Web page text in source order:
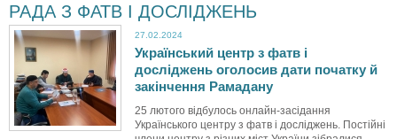
є
тут
РАДА З ФАТВ І ДОСЛІДЖЕНЬ
27.02.2024
Український центр з фатв і
досліджень оголосив дати початку й
закінчення Рамадану
25 лютого відбулось онлайн-засідання
Українського центру з фатв і досліджень. Постійні